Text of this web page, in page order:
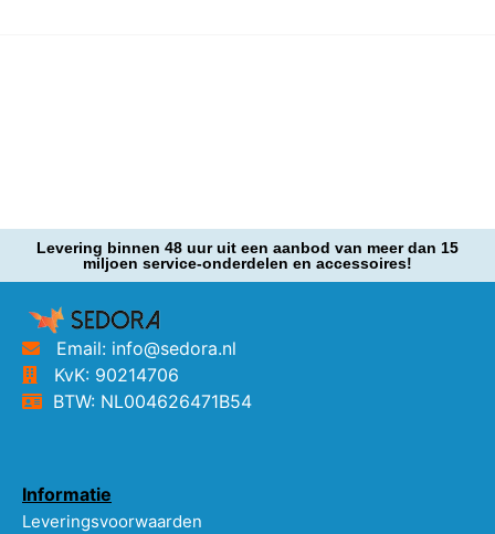
Levering binnen 48 uur uit een aanbod van meer dan 15
miljoen service-onderdelen en accessoires!
Email: info@sedora.nl
KvK: 90214706
BTW: NL004626471B54
Informatie
Leveringsvoorwaarden